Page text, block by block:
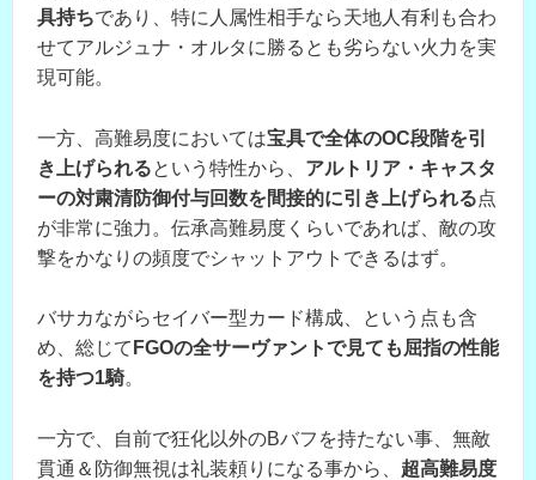
具持ちであり、特に人属性相手なら天地人有利も合わ
せてアルジュナ・オルタに勝るとも劣らない火力を実
現可能。
一方、高難易度においては宝具で全体のOC段階を引
き上げられるという特性から、 アルトリア・キャスタ
ーの対粛清防御付与回数を間接的に引き上げられる点
が非常に強力。伝承高難易度くらいであれば、敵の攻
撃をかなりの頻度でシャットアウトできるはず。
バサカながらセイバー型カード構成、という点も含
め、総じて FGOの全サーヴァントで見ても屈指の性能
を持つ1騎。
一方で、自前で狂化以外のBバフを持たない事、無敵
貫通＆防御無視は礼装頼りになる事から、 超高難易度